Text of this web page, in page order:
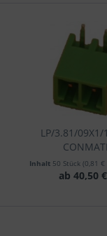
LP/3.81/09X1/
Inhalt 50 Stück(0,81
ab 40,50